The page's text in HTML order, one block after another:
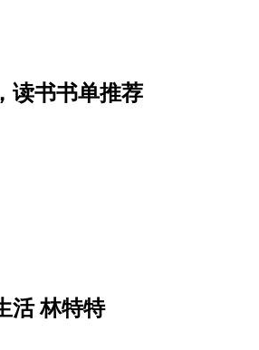
读书书单推荐
活 林特特